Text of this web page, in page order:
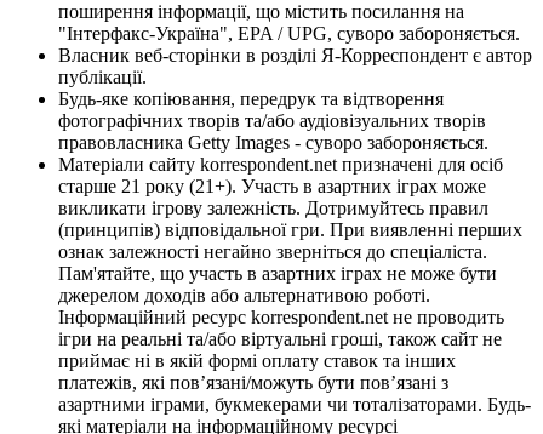
поширення інформації, що містить посилання на
"Інтерфакс-Україна", EPA / UPG, суворо забороняється.
Власник веб-сторінки в розділі Я-Корреспондент є автор
публікації.
Будь-яке копіювання, передрук та відтворення
фотографічних творів та/або аудіовізуальних творів
правовласника Getty Images - суворо забороняється.
Матеріали сайту korrespondent.net призначені для осіб
старше 21 року (21+). Участь в азартних іграх може
викликати ігрову залежність. Дотримуйтесь правил
(принципів) відповідальної гри. При виявленні перших
ознак залежності негайно зверніться до спеціаліста.
Пам'ятайте, що участь в азартних іграх не може бути
джерелом доходів або альтернативою роботі.
Інформаційний ресурс korrespondent.net не проводить
ігри на реальні та/або віртуальні гроші, також сайт не
приймає ні в якій формі оплату ставок та інших
платежів, які пов’язані/можуть бути пов’язані з
азартними іграми, букмекерами чи тоталізаторами. Будь-
які матеріали на інформаційному ресурсі